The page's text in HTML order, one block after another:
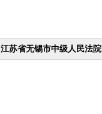
江苏省无锡市中级人民法院